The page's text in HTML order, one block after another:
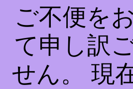
ご不便を
て申し訳
せん。 現